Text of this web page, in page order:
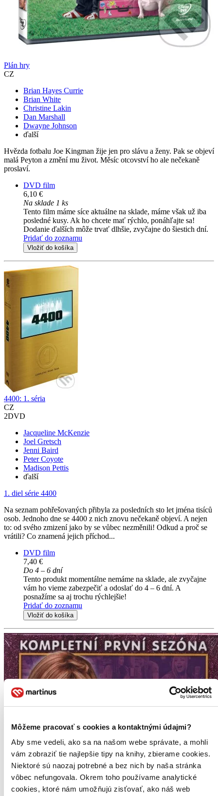
Môžeme pracovať s cookies a kontaktnými údajmi?
Aby sme vedeli, ako sa na našom webe správate, a mohli
vám zobraziť tie najlepšie tipy na knihy, zbierame cookies.
Niektoré sú naozaj potrebné a bez nich by naša stránka
vôbec nefungovala. Okrem toho používame analytické
cookies, ktoré nám umožňujú zisťovať, ako náš web
Plán hry
CZ
Brian Hayes Currie
Brian White
Christine Lakin
Dan Marshall
Dwayne Johnson
ďalší
Hvězda fotbalu Joe Kingman žije jen pro slávu a ženy. Pak se objeví
malá Peyton a změní mu život. Měsíc otcovství ho ale nečekaně
proslaví.
DVD film
6,10 €
Na sklade 1 ks
Tento film máme síce aktuálne na sklade, máme však už iba
posledné kusy. Ak ho chcete mať rýchlo, ponáhľajte sa!
Dodanie ďalších môže trvať dlhšie, zvyčajne do šiestich dní.
Pridať do zoznamu
Vložiť do košíka
4400: 1. séria
CZ
2DVD
Jacqueline McKenzie
Joel Gretsch
Jenni Baird
Peter Coyote
Madison Pettis
ďalší
1. diel série 4400
Na seznam pohřešovaných přibyla za posledních sto let jména tisíců
osob. Jednoho dne se 4400 z nich znovu nečekaně objeví. A nejen
to: od svého zmizení jako by se vůbec nezměnili! Odkud a proč se
vrátili? Co znamená jejich příchod...
DVD film
7,40 €
Do 4 – 6 dní
Tento produkt momentálne nemáme na sklade, ale zvyčajne
vám ho vieme zabezpečiť a odoslať do 4 – 6 dní. A
posnažíme sa aj trochu rýchlejšie!
Pridať do zoznamu
Vložiť do košíka